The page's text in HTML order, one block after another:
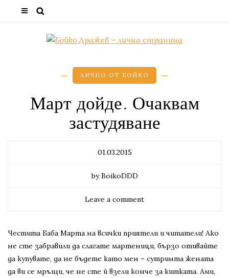
ЛИЧНО ОТ БОЙКО
Март дойде. Очаквам
застудяване
01.03.2015
by BoikoDDD
Leave a comment
Честита Баба Марта на всички приятели и читатели! Ако
не сте забравили да слагате мартеници, бързо отивайте
да купувате, да не бъдете като мен – сутринта жената
да ви се мръщи, че не сте й взели конче за китката. Ами,